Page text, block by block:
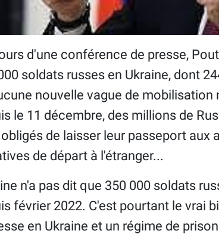
d'une conférence de presse,
soldats russes en Ukraine, dont
nouvelle vague de mobilisation
le 11 décembre, des millions de
de laisser leur passeport aux
de départ à l'étranger...
n'a pas dit que 350 000 soldats
février 2022. C'est pourtant le vrai
en Ukraine et un régime de